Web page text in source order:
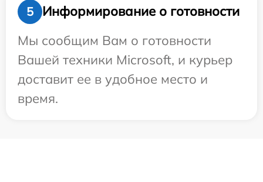
5
Информирование о готовности
Мы сообщим Вам о готовности
Вашей техники Microsoft, и курьер
доставит ее в удобное место и
время.